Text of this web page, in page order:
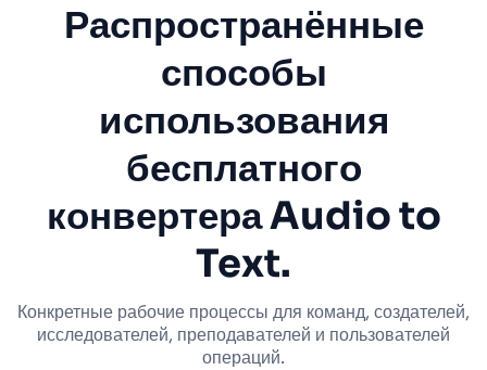
Распространённые
способы
использования
бесплатного
конвертера Audio to
Text.
Конкретные рабочие процессы для команд, создателей,
исследователей, преподавателей и пользователей
операций.